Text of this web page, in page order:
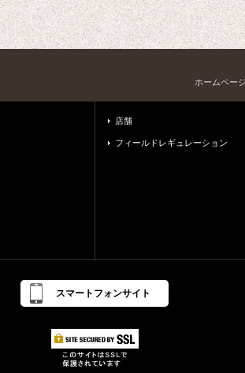
ホームペー
店舗
フィールドレギュレーション
スマートフォンサイト